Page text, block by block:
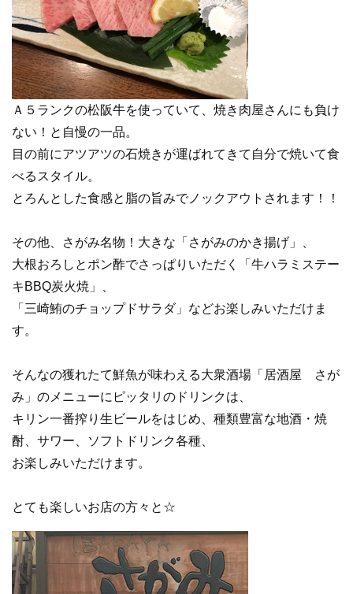
Ａ５ランクの松阪牛を使っていて、焼き肉屋さんにも負け
ない！と自慢の一品。
目の前にアツアツの石焼きが運ばれてきて自分で焼いて食
べるスタイル。
とろんとした食感と脂の旨みでノックアウトされます！！
その他、さがみ名物！大きな「さがみのかき揚げ」、
大根おろしとポン酢でさっぱりいただく「牛ハラミステー
キBBQ炭火焼」、
「三崎鮪のチョップドサラダ」などお楽しみいただけま
す。
そんなの獲れたて鮮魚が味わえる大衆酒場「居酒屋 さが
み」のメニューにピッタリのドリンクは、
キリン一番搾り生ビールをはじめ、種類豊富な地酒・焼
酎、サワー、ソフトドリンク各種、
お楽しみいただけます。
とても楽しいお店の方々と☆